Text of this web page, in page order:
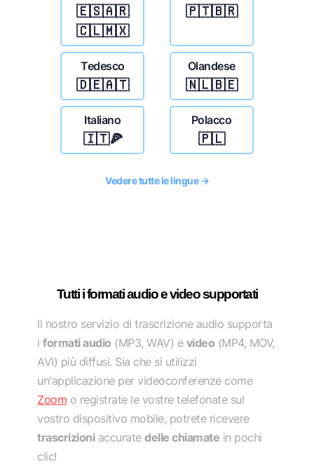
🇪🇸🇦🇷
🇨🇱🇲🇽
🇵🇹🇧🇷
Tedesco
🇩🇪🇦🇹
Olandese
🇳🇱🇧🇪
Italiano
🇮🇹🍕
Polacco
🇵🇱
Vedere tutte le lingue →
Tutti i formati audio e video supportati
Il nostro servizio di trascrizione audio supporta
iformati audio (MP3, WAV) e video (MP4, MOV,
AVI) più diffusi. Sia che si utilizzi
un'applicazione per videoconferenze come
Zoom o registrate le vostre telefonate sul
vostro dispositivo mobile, potrete ricevere
trascrizioniaccuratedelle chiamate in pochi
clic!